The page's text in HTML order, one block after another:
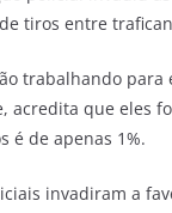
tiros entre
trabalhando
que eles
é de apenas 1%.
invadiram a